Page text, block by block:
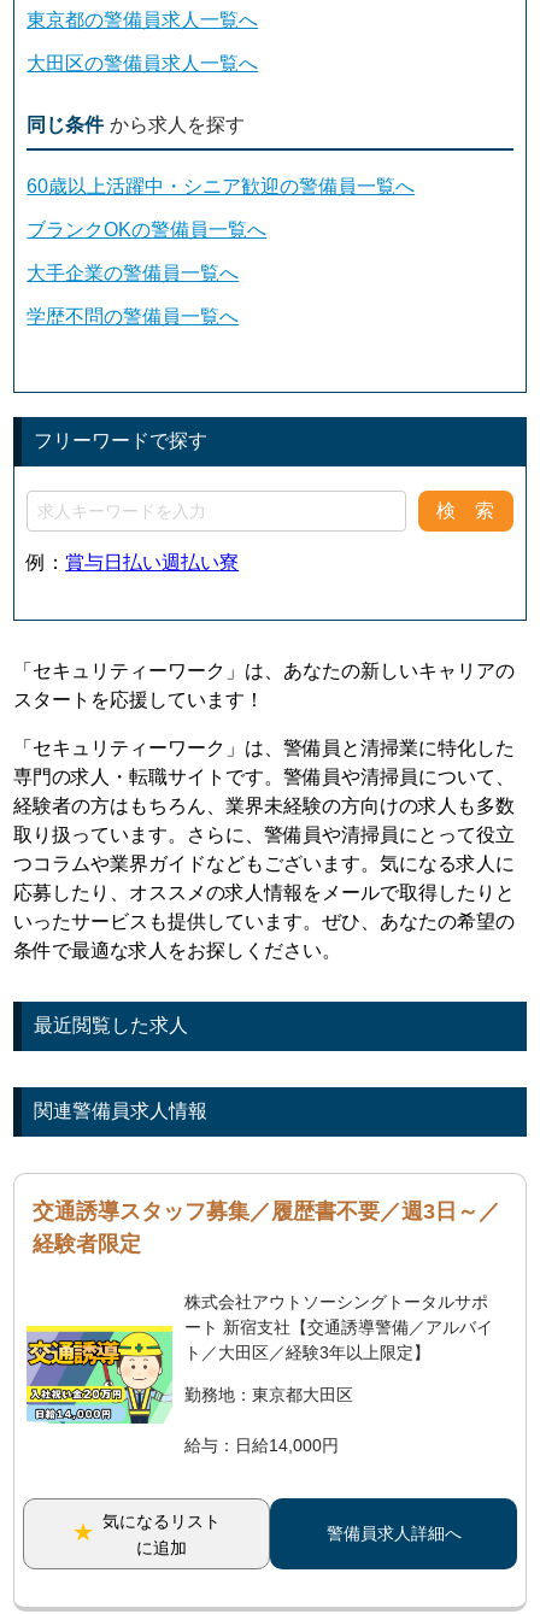
東京都の警備員求人一覧へ
大田区の警備員求人一覧へ
同じ条件 から求人を探す
60歳以上活躍中・シニア歓迎の警備員一覧へ
ブランクOKの警備員一覧へ
大手企業の警備員一覧へ
学歴不問の警備員一覧へ
フリーワードで探す
例： 賞与日払い週払い寮
「セキュリティーワーク」は、あなたの新しいキャリアの
スタートを応援しています！
「セキュリティーワーク」は、警備員と清掃業に特化した
専門の求人・転職サイトです。警備員や清掃員について、
経験者の方はもちろん、業界未経験の方向けの求人も多数
取り扱っています。さらに、警備員や清掃員にとって役立
つコラムや業界ガイドなどもございます。気になる求人に
応募したり、オススメの求人情報をメールで取得したりと
いったサービスも提供しています。ぜひ、あなたの希望の
条件で最適な求人をお探しください。
最近閲覧した求人
関連警備員求人情報
交通誘導スタッフ募集／履歴書不要／週3日～／
経験者限定
株式会社アウトソーシングトータルサポ
ート 新宿支社【交通誘導警備／アルバイ
ト／大田区／経験3年以上限定】
勤務地：東京都大田区
給与：日給14,000円
気になるリスト
に追加
警備員求人詳細へ